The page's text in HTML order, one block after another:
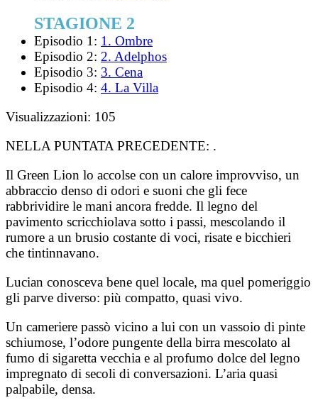
STAGIONE 2
Episodio 1: 1. Ombre
Episodio 2: 2. Adelphos
Episodio 3: 3. Cena
Episodio 4: 4. La Villa
Visualizzazioni: 105
NELLA PUNTATA PRECEDENTE: .
Il Green Lion lo accolse con un calore improvviso, un
abbraccio denso di odori e suoni che gli fece
rabbrividire le mani ancora fredde. Il legno del
pavimento scricchiolava sotto i passi, mescolando il
rumore a un brusio costante di voci, risate e bicchieri
che tintinnavano.
Lucian conosceva bene quel locale, ma quel pomeriggio
gli parve diverso: più compatto, quasi vivo.
Un cameriere passò vicino a lui con un vassoio di pinte
schiumose, l’odore pungente della birra mescolato al
fumo di sigaretta vecchia e al profumo dolce del legno
impregnato di secoli di conversazioni. L’aria quasi
palpabile, densa.